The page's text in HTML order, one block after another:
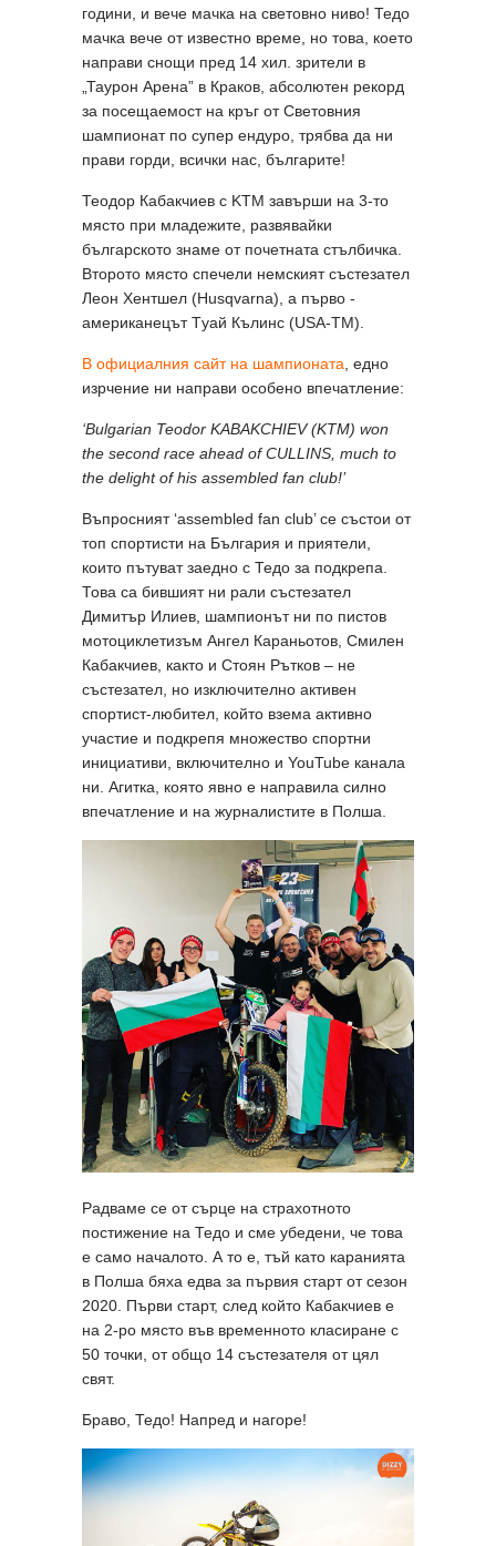
години, и вече мачка на световно ниво! Тедо
мачка вече от известно време, но това, което
направи снощи пред 14 хил. зрители в
„Таурон Арена” в Краков, абсолютен рекорд
за посещаемост на кръг от Световния
шампионат по супер ендуро, трябва да ни
прави горди, всички нас, българите!
Теодор Кабакчиев с KTM завърши на 3-то
място при младежите, развявайки
българското знаме от почетната стълбичка.
Второто място спечели немският състезател
Леон Хентшел (Husqvarna), а първо -
американецът Tуай Кълинс (USA-TM).
В официалния сайт на шампионата , едно
изрчение ни направи особено впечатление:
‘Bulgarian Teodor KABAKCHIEV (KTM) won
the second race ahead of CULLINS, much to
the delight of his assembled fan club!’
Въпросният ‘assembled fan club’ се състои от
топ спортисти на България и приятели,
които пътуват заедно с Тедо за подкрепа.
Това са бившият ни рали състезател
Димитър Илиев, шампионът ни по пистов
мотоциклетизъм Ангел Караньотов, Смилен
Кабакчиев, както и Стоян Рътков – не
състезател, но изключително активен
спортист-любител, който взема активно
участие и подкрепя множество спортни
инициативи, включително и YouTube канала
ни. Агитка, която явно е направила силно
впечатление и на журналистите в Полша.
Радваме се от сърце на страхотното
постижение на Тедо и сме убедени, че това
е само началото. А то е, тъй като каранията
в Полша бяха едва за първия старт от сезон
2020. Първи старт, след който Кабакчиев е
на 2-ро място във временното класиране с
50 точки, от общо 14 състезателя от цял
свят.
Браво, Тедо! Напред и нагоре!